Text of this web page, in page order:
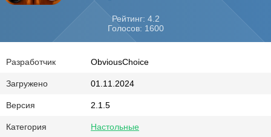
Рейтинг: 4.2
Голосов: 1600
Разработчик ObviousChoice
Загружено 01.11.2024
Версия 2.1.5
Категория Настольные